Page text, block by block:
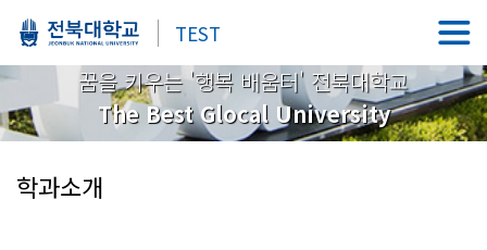
TEST
꿈을 키우는 '행복 배움터' 전북대학교
The Best Glocal University
학과소개